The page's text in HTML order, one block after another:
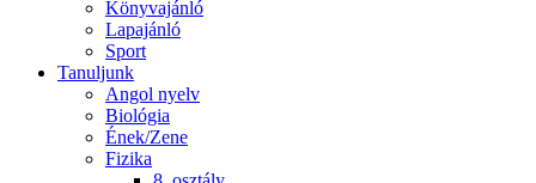
Könyvajánló
Lapajánló
Sport
Tanuljunk
Angol nyelv
Biológia
Ének/Zene
Fizika